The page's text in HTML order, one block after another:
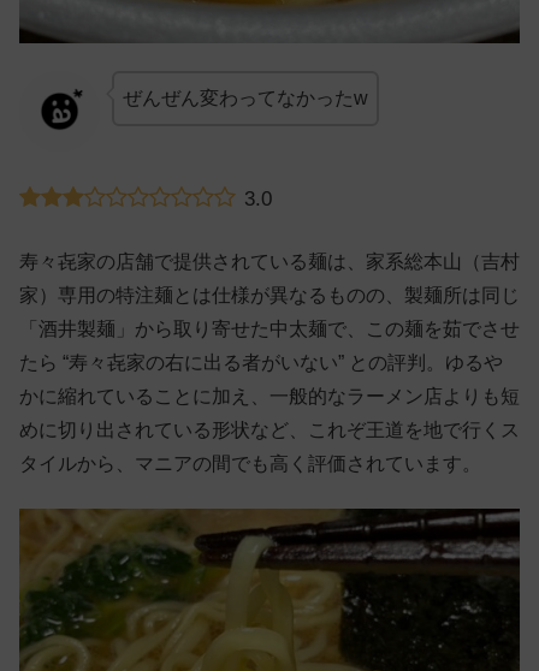
ぜんぜん変わってなかったw
3.0
寿々㐂家の店舗で提供されている麺は、家系総本山（吉村
家）専用の特注麺とは仕様が異なるものの、製麺所は同じ
「酒井製麺」から取り寄せた中太麺で、この麺を茹でさせ
たら “寿々㐂家の右に出る者がいない” との評判。ゆるや
かに縮れていることに加え、一般的なラーメン店よりも短
めに切り出されている形状など、これぞ王道を地で行くス
タイルから、マニアの間でも高く評価されています。